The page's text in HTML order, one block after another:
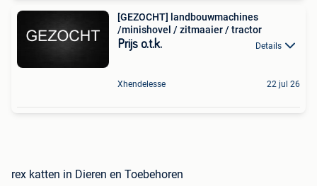
[GEZOCHT] landbouwmachines
/minishovel / zitmaaier / tractor
Prijs o.t.k. Details
Xhendelesse 22 jul 26
rex katten in Dieren en Toebehoren